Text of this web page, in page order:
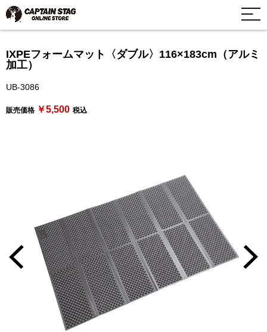
IXPEフォームマット〈ダブル〉116×183cm（アルミ
加工）
UB-3086
販売価格 ￥5,500 税込